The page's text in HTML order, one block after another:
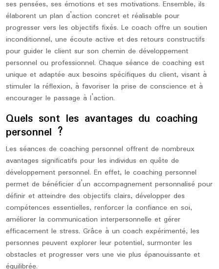
ses pensées, ses émotions et ses motivations. Ensemble, ils
élaborent un plan d’action concret et réalisable pour
progresser vers les objectifs fixés. Le coach offre un soutien
inconditionnel, une écoute active et des retours constructifs
pour guider le client sur son chemin de développement
personnel ou professionnel. Chaque séance de coaching est
unique et adaptée aux besoins spécifiques du client, visant à
stimuler la réflexion, à favoriser la prise de conscience et à
encourager le passage à l’action.
Quels sont les avantages du coaching
personnel ?
Les séances de coaching personnel offrent de nombreux
avantages significatifs pour les individus en quête de
développement personnel. En effet, le coaching personnel
permet de bénéficier d’un accompagnement personnalisé pour
définir et atteindre des objectifs clairs, développer des
compétences essentielles, renforcer la confiance en soi,
améliorer la communication interpersonnelle et gérer
efficacement le stress. Grâce à un coach expérimenté, les
personnes peuvent explorer leur potentiel, surmonter les
obstacles et progresser vers une vie plus épanouissante et
équilibrée.